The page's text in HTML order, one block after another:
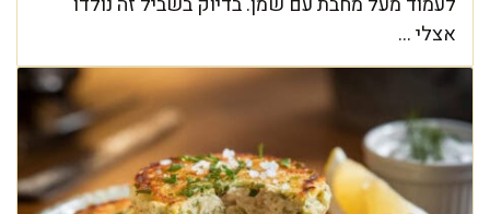
אצלי ...